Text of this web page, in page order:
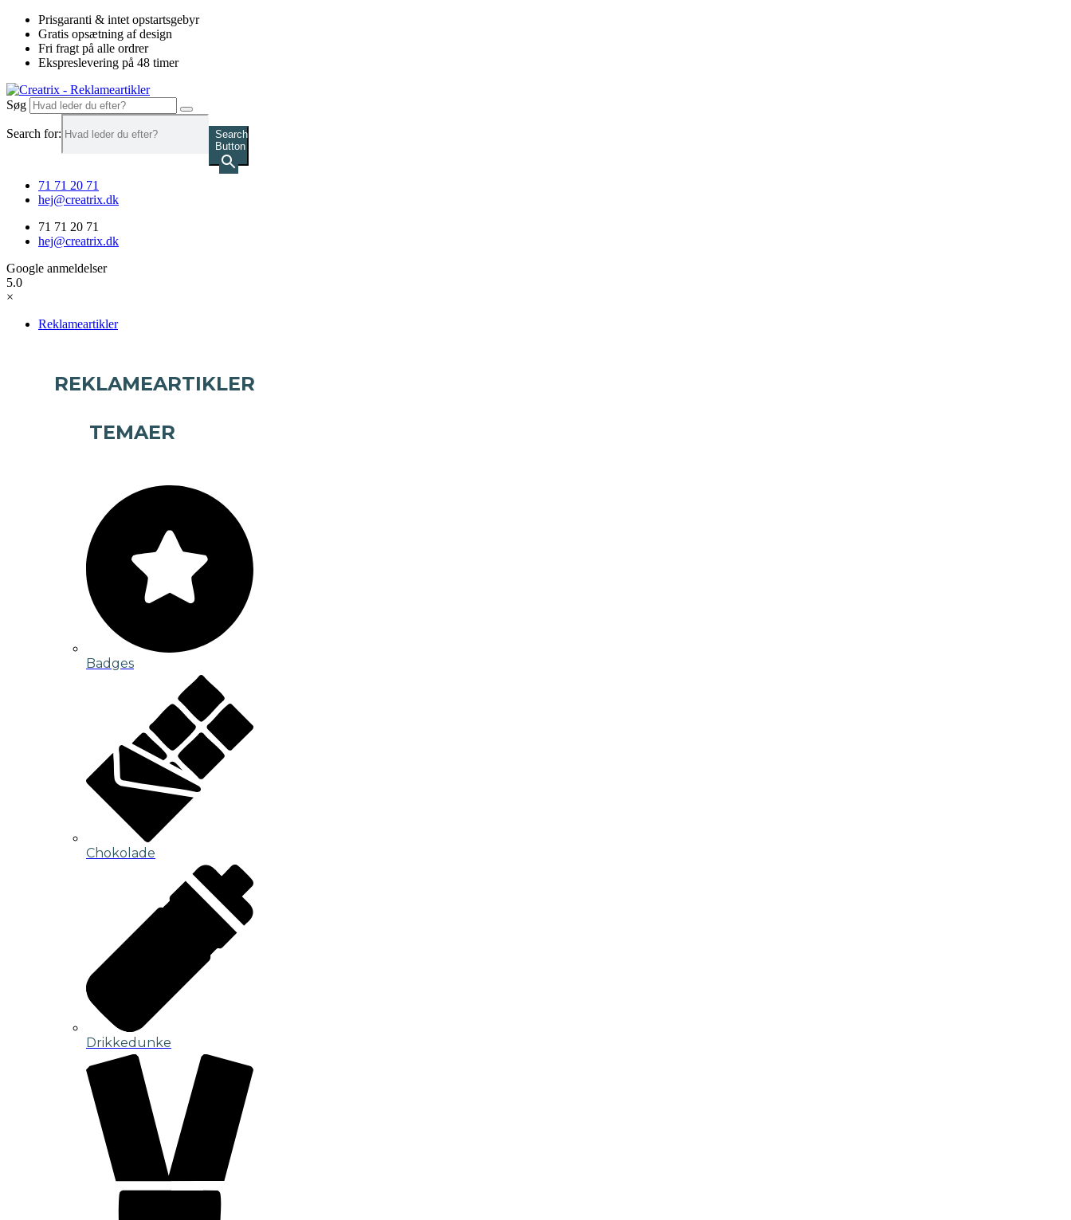
Videre
indhold
Prisgaranti & intet opstartsgebyr
Gratis opsætning af design
Fri fragt på alle ordrer
Ekspreslevering på 48 timer
Søg
Search for:
Search
Button
71 71 20 71
hej@creatrix.dk
71 71 20 71
hej@creatrix.dk
Google anmeldelser
5.0
×
Reklameartikler
REKLAMEARTIKLER
TEMAER
Badges
Chokolade
Drikkedunke